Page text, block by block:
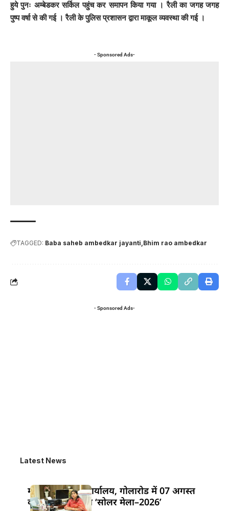
हुये पुनः अम्बेडकर सर्किल पहुंच कर समापन किया गया । रैली का जगह जगह
पुष्प वर्षा से की गई । रैली के पुलिस प्रशासन द्वारा माकूल व्यवस्था की गई ।
- Sponsored Ads-
TAGGED: Baba saheb ambedkar jayanti Bhim rao ambedkar
- Sponsored Ads-
Latest News
महुआ के विद्युत कार्यालय, गोलारोड में 07 अगस्त
को आयोजित होगा ‘सोलर मेला–2026’